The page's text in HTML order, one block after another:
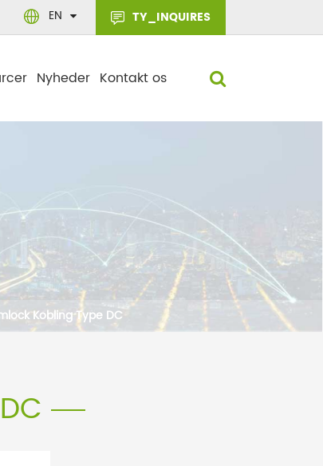
EN TY_INQUIRES
Nyheder Kontakt os
Kobling Type DC